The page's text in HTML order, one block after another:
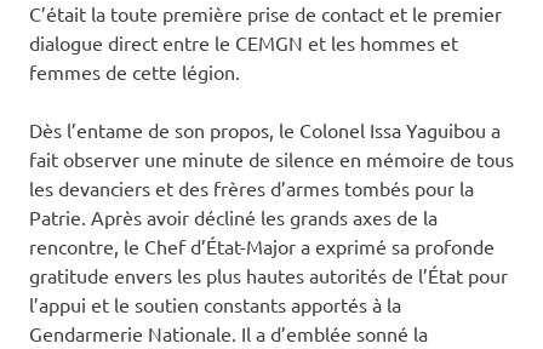
C’était la toute première prise de contact et le premier
dialogue direct entre le CEMGN et les hommes et
femmes de cette légion.
Dès l’entame de son propos, le Colonel Issa Yaguibou a
fait observer une minute de silence en mémoire de tous
les devanciers et des frères d’armes tombés pour la
Patrie. Après avoir décliné les grands axes de la
rencontre, le Chef d’État-Major a exprimé sa profonde
gratitude envers les plus hautes autorités de l’État pour
l’appui et le soutien constants apportés à la
Gendarmerie Nationale. Il a d’emblée sonné la